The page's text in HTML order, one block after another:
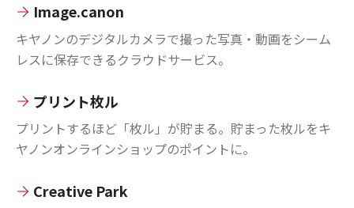
Image.canon
キヤノンのデジタルカメラで撮った写真・動画をシーム
レスに保存できるクラウドサービス。
プリント枚ル
プリントするほど「枚ル」が貯まる。貯まった枚ルをキ
ヤノンオンラインショップのポイントに。
Creative Park